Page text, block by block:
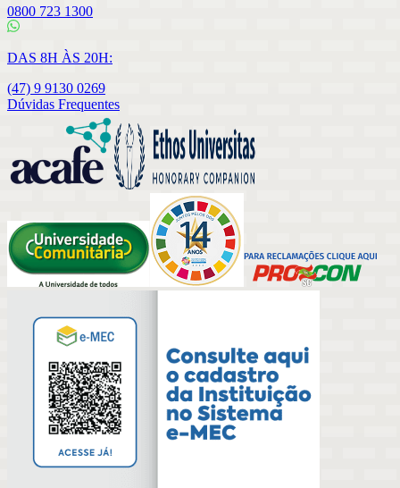
0800 723 1300
DAS 8H ÀS 20H:
(47) 9 9130 0269
Dúvidas Frequentes